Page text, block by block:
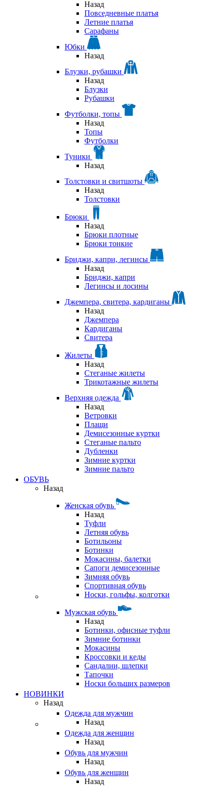
Назад
Повседневные платья
Летние платья
Сарафаны
Юбки
Назад
Блузки, рубашки
Назад
Блузки
Рубашки
Футболки, топы
Назад
Топы
Футболки
Туники
Назад
Толстовки и свитшоты
Назад
Толстовки
Брюки
Назад
Брюки плотные
Брюки тонкие
Бриджи, капри, легинсы
Назад
Бриджи, капри
Легинсы и лосины
Джемпера, свитера, кардиганы
Назад
Джемпера
Кардиганы
Свитера
Жилеты
Назад
Стеганые жилеты
Трикотажные жилеты
Верхняя одежда
Назад
Ветровки
Плащи
Демисезонные куртки
Стеганые пальто
Дубленки
Зимние куртки
Зимние пальто
ОБУВЬ
Назад
Женская обувь
Назад
Туфли
Летняя обувь
Ботильоны
Ботинки
Мокасины, балетки
Сапоги демисезонные
Зимняя обувь
Спортивная обувь
Носки, гольфы, колготки
Мужская обувь
Назад
Ботинки, офисные туфли
Зимние ботинки
Мокасины
Кроссовки и кеды
Сандалии, шлепки
Тапочки
Носки больших размеров
НОВИНКИ
Назад
Одежда для мужчин
Назад
Одежда для женщин
Назад
Обувь для мужчин
Назад
Обувь для женщин
Назад